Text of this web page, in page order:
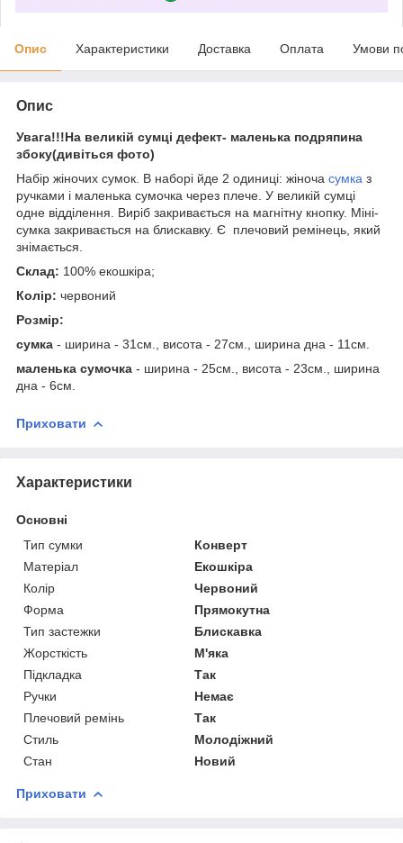
Опис Характеристики Доставка Оплата Умови
Опис
Увага!!!На великій сумці дефект- маленька подряпина
збоку(дивіться фото)
Набір жіночих сумок. В наборі йде 2 одиниці: жіноча сумка з
ручками і маленька сумочка через плече. У великій сумці
одне відділення. Виріб закривається на магнітну кнопку. Міні-
сумка закривається на блискавку. Є плечовий ремінець, який
знімається.
Склад: 100% екошкіра;
Колір: червоний
Розмір:
сумка - ширина - 31см., висота - 27см., ширина дна - 11см.
маленька сумочка - ширина - 25см., висота - 23см., ширина
дна - 6см.
Приховати
Характеристики
Основні
Тип сумки
Конверт
Матеріал
Екошкіра
Колір
Червоний
Форма
Прямокутна
Тип застежки
Блискавка
Жорсткість
М'яка
Підкладка
Так
Ручки
Немає
Плечовий ремінь
Так
Стиль
Молодіжний
Стан
Новий
Приховати